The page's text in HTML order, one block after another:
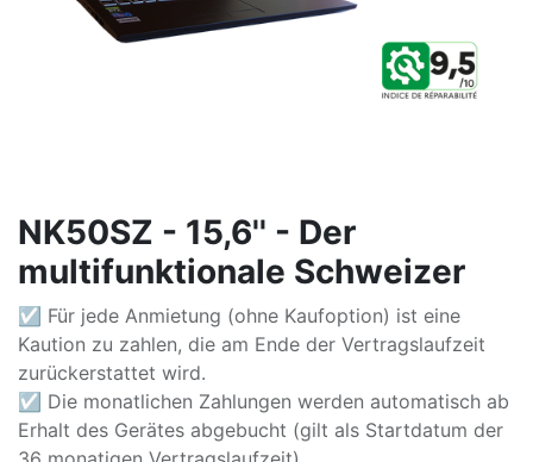
NK50SZ - 15,6'' - Der
multifunktionale Schweizer
☑ Für jede Anmietung (ohne Kaufoption) ist eine
Kaution zu zahlen, die am Ende der Vertragslaufzeit
zurückerstattet wird.
☑ Die monatlichen Zahlungen werden automatisch ab
Erhalt des Gerätes abgebucht (gilt als Startdatum der